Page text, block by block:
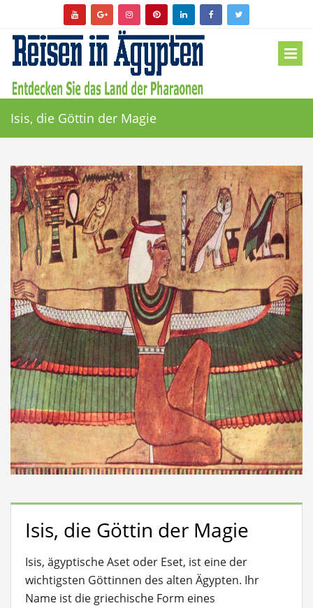
Isis, die Göttin der Magie
Isis, die Göttin der Magie
Isis, ägyptische Aset oder Eset, ist eine der
wichtigsten Göttinnen des alten Ägypten. Ihr
Name ist die griechische Form eines